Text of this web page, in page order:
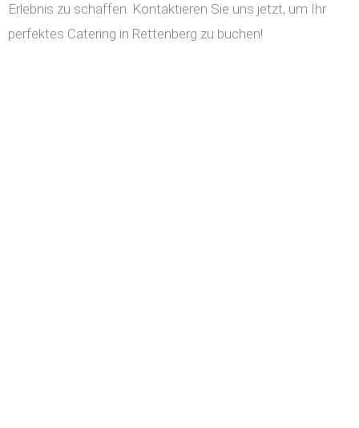
Erlebnis zu schaffen. Kontaktieren Sie uns jetzt, um Ihr
perfektes Catering in Rettenberg zu buchen!